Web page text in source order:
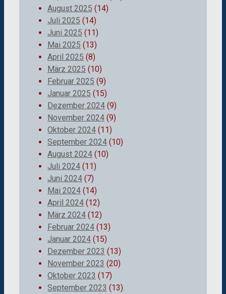
August 2025 (14)
Juli 2025 (14)
Juni 2025 (11)
Mai 2025 (13)
April 2025 (8)
März 2025 (10)
Februar 2025 (9)
Januar 2025 (15)
Dezember 2024 (9)
November 2024 (9)
Oktober 2024 (11)
September 2024 (10)
August 2024 (10)
Juli 2024 (11)
Juni 2024 (7)
Mai 2024 (14)
April 2024 (12)
März 2024 (12)
Februar 2024 (13)
Januar 2024 (15)
Dezember 2023 (13)
November 2023 (20)
Oktober 2023 (17)
September 2023 (13)